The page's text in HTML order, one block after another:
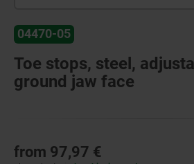
04470-05
Toe stops, steel,
ground jaw face
from 97,97 €